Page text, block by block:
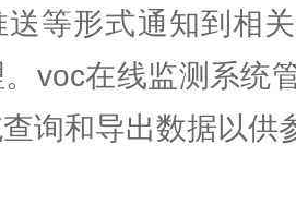
等形式通知到相
voc在线监测系统
询和导出数据以供